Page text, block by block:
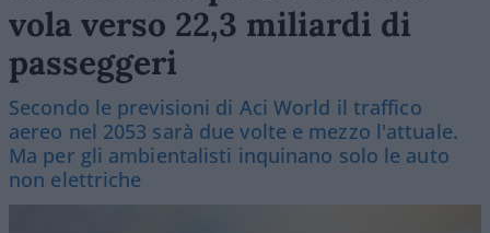
vola verso 22,3 miliardi di
passeggeri
Secondo le previsioni di Aci World il traffico
aereo nel 2053 sarà due volte e mezzo l'attuale.
Ma per gli ambientalisti inquinano solo le auto
non elettriche